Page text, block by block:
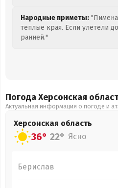
Народные приметы:
теплые края. Если улетели
ранней."
Погода Херсонская
Актуальная информация о погоде и
Херсонская область
36° 22° Ясно
Берислав